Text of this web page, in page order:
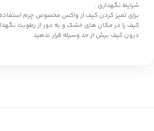
شرایط نگهداری :
برای تمیز کردن کیف از واکس مخصوص چرم
کیف را در مکان های خشک و به دور از رطوبت
درون کیف بیش از حد وسیله قرار ندهید.